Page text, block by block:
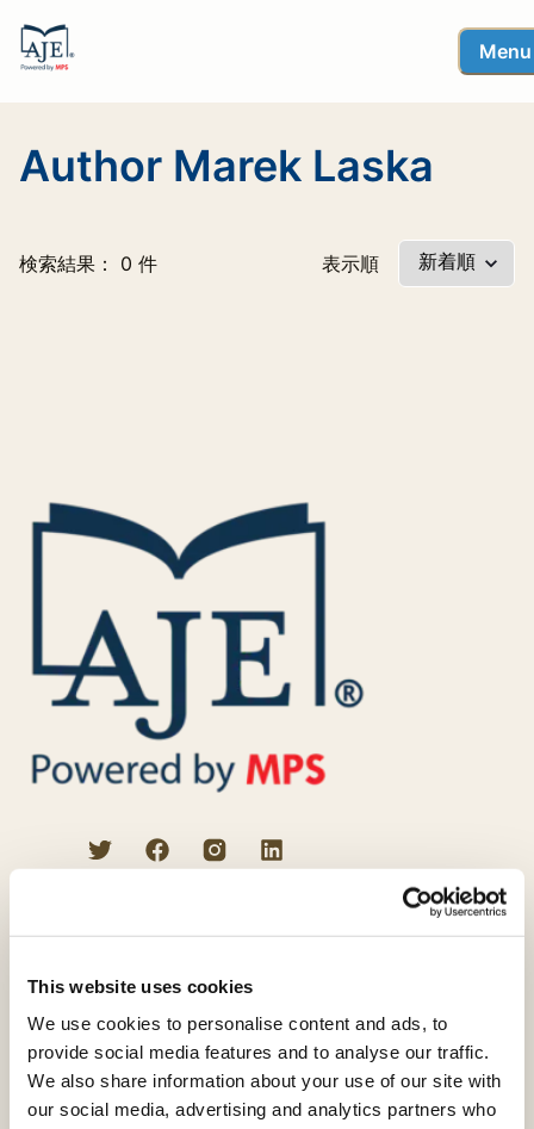
This website uses cookies
We use cookies to personalise content and ads, to
provide social media features and to analyse our traffic.
We also share information about your use of our site with
our social media, advertising and analytics partners who
Menu
Author Marek Laska
検索結果： 0 件 表示順
科学論文校閲
学術翻訳
ジャーナル推奨